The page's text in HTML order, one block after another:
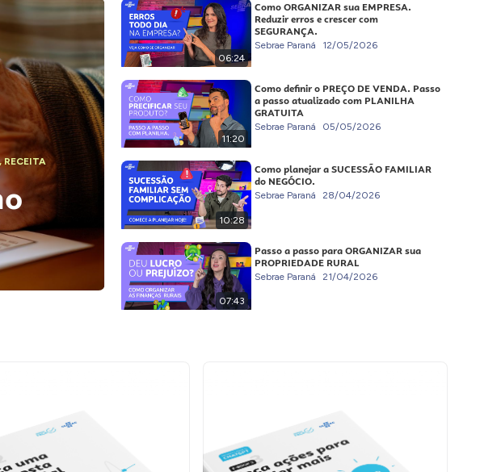
,RECEITA
06:24
Como ORGANIZAR sua EMPRESA.
Reduzir erros e crescer com
SEGURANÇA.
Sebrae Paraná 12/05/2026
11:20
Como definir o PREÇO DE VENDA. Passo
a passo atualizado com PLANILHA
GRATUITA
Sebrae Paraná 05/05/2026
10:28
Como planejar a SUCESSÃO FAMILIAR
do NEGÓCIO.
Sebrae Paraná 28/04/2026
07:43
Passo a passo para ORGANIZAR sua
PROPRIEDADE RURAL
Sebrae Paraná 21/04/2026